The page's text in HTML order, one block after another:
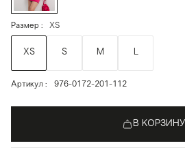
Размер XS
XS S M L
Артикул 976-0172-201-112
В КОРЗИНУ